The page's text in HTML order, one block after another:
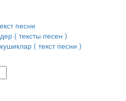
песни
( тексты песен )
( текст песни )